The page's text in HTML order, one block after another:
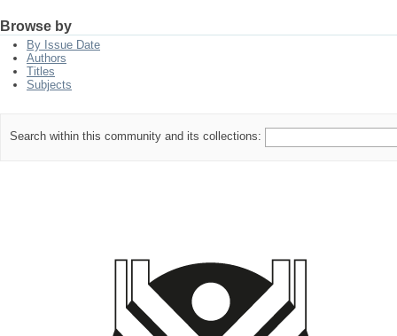
Browse by
By Issue Date
Authors
Titles
Subjects
Search within this community and its collections: